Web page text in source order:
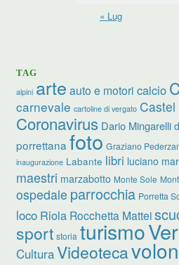
« Lug
TAG
alpini arte auto e motori calcio
carnevale cartoline di vergato Castel
Coronavirus Dario Mingarelli
porrettana foto Graziano
inaugurazione Labante libri luciano
maestri marzabotto Monte Sole
ospedale parrocchia Porretta
loco Riola Rocchetta Mattei
sport storia turismo
CulturaVideoteca